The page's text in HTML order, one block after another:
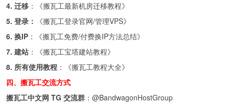
4. 迁移 ：《搬瓦工最新机房迁移教程》
5. 登录：
《搬瓦工登录官网/管理VPS》
6. 换IP ：《搬瓦工免费/付费换IP方法总结》
7. 建站 ：《搬瓦工宝塔建站教程》
8. 所有使用教程 ：《搬瓦工教程大全》
四、搬瓦工交流方式
搬瓦工中文网 TG 交流群 ： @BandwagonHostGroup